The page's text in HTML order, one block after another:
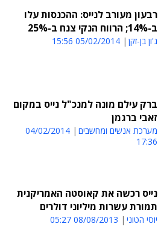
רבעון מעורב לנייס: ההכנסות עלו
ב-14%; הרווח הנקי צנח ב-25%
ג'ון בן-זקן 05/02/2014 15:56
ברק עילם מונה למנכ"ל נייס במקום
זאבי ברגמן
מערכת אנשים ומחשבים
04/02/2014
17:36
נייס רכשה את קאוסטה האמריקנית
תמורת עשרות מיליוני דולרים
יוסי הטוני 08/08/2013 05:27